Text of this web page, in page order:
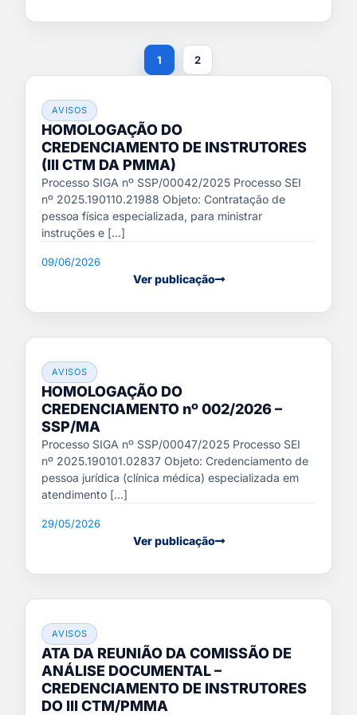
1 2
AVISOS
HOMOLOGAÇÃO DO
CREDENCIAMENTO DE INSTRUTORES
(III CTM DA PMMA)
Processo SIGA nº SSP/00042/2025 Processo SEI
nº 2025.190110.21988 Objeto: Contratação de
pessoa física especializada, para ministrar
instruções e [...]
09/06/2026
Ver publicação
AVISOS
HOMOLOGAÇÃO DO
CREDENCIAMENTO nº 002/2026 –
SSP/MA
Processo SIGA nº SSP/00047/2025 Processo SEI
nº 2025.190101.02837 Objeto: Credenciamento de
pessoa jurídica (clínica médica) especializada em
atendimento [...]
29/05/2026
Ver publicação
AVISOS
ATA DA REUNIÃO DA COMISSÃO DE
ANÁLISE DOCUMENTAL –
CREDENCIAMENTO DE INSTRUTORES
DO III CTM/PMMA